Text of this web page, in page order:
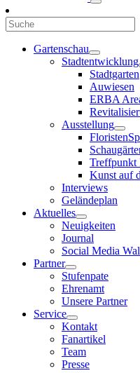
Suchen
Gartenschau
Stadtentwicklung
Stadtgarten
Auwiesen
ERBA
Ausstellung
Treffpunkt
Kunst auf
Interviews
Geländeplan
Aktuelles
Neuigkeiten
Journal
Social Media
Partner
Stufenpate
Ehrenamt
Unsere Partner
Service
Kontakt
Fanartikel
Team
Presse